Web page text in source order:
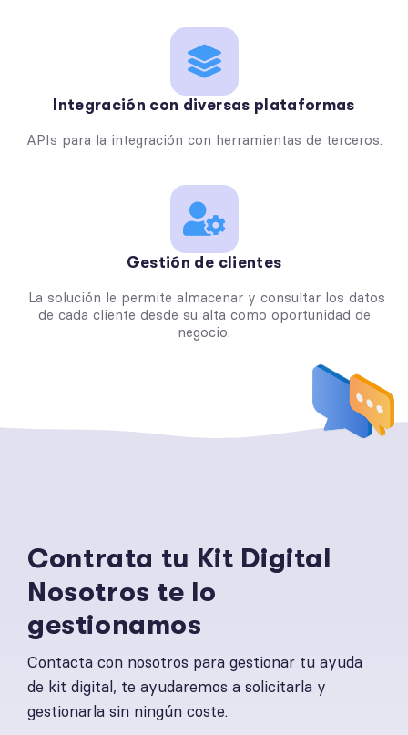
Integración con diversas plataformas
APIs para la integración con herramientas de terceros.
Gestión de clientes
La solución le permite almacenar y consultar los datos
de cada cliente desde su alta como oportunidad de
negocio.
Contrata tu Kit Digital
Nosotros te lo
gestionamos
Contacta con nosotros para gestionar tu ayuda
de kit digital, te ayudaremos a solicitarla y
gestionarla sin ningún coste.